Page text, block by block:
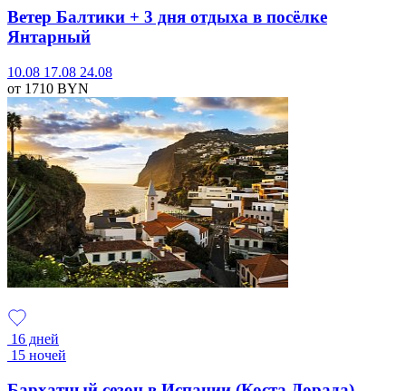
Ветер Балтики + 3 дня отдыха в посёлке
Янтарный
10.08 17.08 24.08
от 1710 BYN
16 дней
15 ночей